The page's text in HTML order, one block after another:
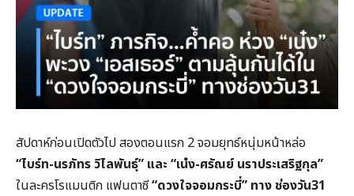
สัปดาห์ก่อนเปิดตัวไป สองตอนแรก 2 จอมยุทธ์หนุ่มหน้าหล่อ
“ไบร์ท-นรภัทร วิไลพันธุ์” และ “เน๋ง-ศรัณย์ นราประเสริฐกุล”
ในละครโรแมนติก แฟนตาซี“ดวงใจจอมกระบี่” ทาง ช่องวัน31